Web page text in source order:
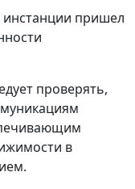
пришел
проверять,
в